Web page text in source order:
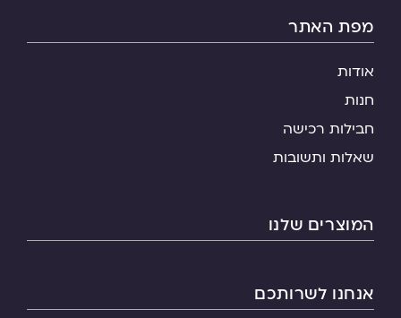
מפת האתר
אודות
חנות
חבילות רכישה
שאלות ותשובות
המוצרים שלנו
אנחנו לשרותכם